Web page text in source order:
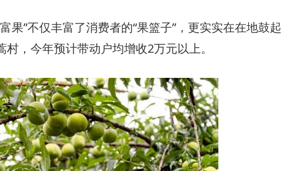
果”不仅丰富了消费者的“果篮子”，更实实在在地鼓起
，今年预计带动户均增收2万元以上。